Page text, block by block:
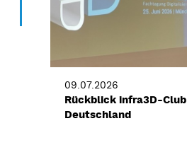
09.07.2026
Rückblick infra3D-Club
Deutschland